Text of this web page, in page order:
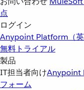
点
ログイン
Anypoint Platform（英
無料トライアル
製品
IT担当者向けAnypoint
フォーム